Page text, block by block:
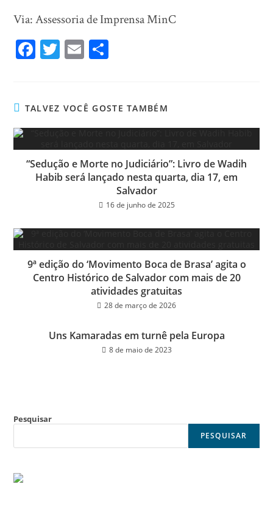
Via: Assessoria de Imprensa MinC
Fa
ok
T
er
E
TALVEZ VOCÊ GOSTE TAMBÉM
“Sedução e Morte no Judiciário”: Livro de Wadih
Habib será lançado nesta quarta, dia 17, em
Salvador
16 de junho de 2025
9ª edição do ‘Movimento Boca de Brasa’ agita o
Centro Histórico de Salvador com mais de 20
atividades gratuitas
28 de março de 2026
Uns Kamaradas em turnê pela Europa
8 de maio de 2023
Pesquisar
PESQUISAR